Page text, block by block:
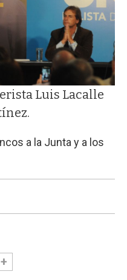
Luis Lacalle
a la Junta y a los